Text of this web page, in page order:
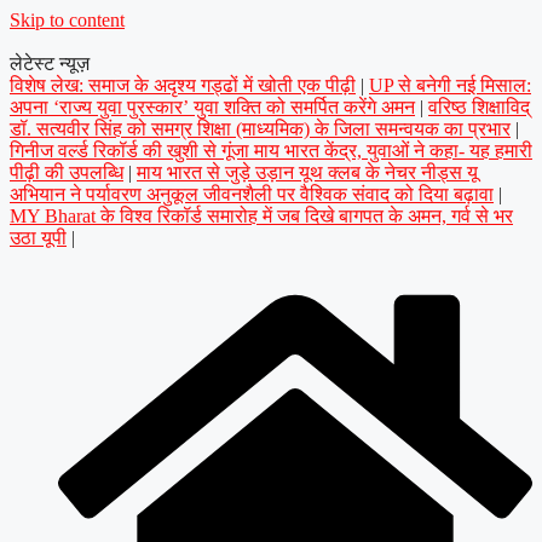
Skip to content
लेटेस्ट न्यूज़
विशेष लेख: समाज के अदृश्य गड्ढों में खोती एक पीढ़ी | UP से बनेगी नई मिसाल:
अपना ‘राज्य युवा पुरस्कार’ युवा शक्ति को समर्पित करेंगे अमन | वरिष्ठ शिक्षाविद्
डॉ. सत्यवीर सिंह को समग्र शिक्षा (माध्यमिक) के जिला समन्वयक का प्रभार |
गिनीज वर्ल्ड रिकॉर्ड की खुशी से गूंजा माय भारत केंद्र, युवाओं ने कहा- यह हमारी
पीढ़ी की उपलब्धि | माय भारत से जुड़े उड़ान यूथ क्लब के नेचर नीड्स यू
अभियान ने पर्यावरण अनुकूल जीवनशैली पर वैश्विक संवाद को दिया बढ़ावा |
MY Bharat के विश्व रिकॉर्ड समारोह में जब दिखे बागपत के अमन, गर्व से भर
उठा यूपी |